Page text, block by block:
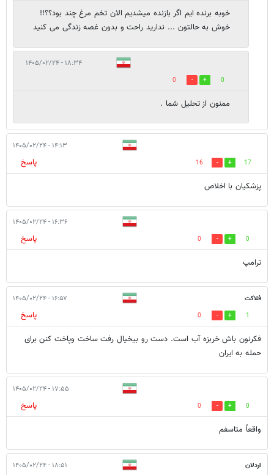
خوبه برنده ایم اگر بازنده میشدیم الان تخم مرغ چند بود؟؟!!
خوش به حالتون ... ندارید راحت و بدون غصه زندگی می کنید
۱۸:۳۴ - ۱۴۰۵/۰۲/۲۴
0
0
ممنون از تحلیل شما .
۱۴:۱۳ - ۱۴۰۵/۰۲/۲۴
17
16
پاسخ
پزشکیان با اخلاص
۱۶:۳۶ - ۱۴۰۵/۰۲/۲۴
0
0
پاسخ
ترامپ
فلاکت ۱۶:۵۷ - ۱۴۰۵/۰۲/۲۴
1
0
پاسخ
فکرنون باش خربزه آب است. دست رو بیخیال رفت ساخت وپاخت کنن برای
حمله به ایران
۱۷:۵۵ - ۱۴۰۵/۰۲/۲۴
0
0
پاسخ
واقعاً متاسفم
اردلان ۱۸:۵۱ - ۱۴۰۵/۰۲/۲۴